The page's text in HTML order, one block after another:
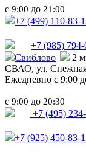
с 9:00 до 21:00
+7 (499) 110-83-
+7 (985)
Свиблово
2
СВАО, ул.
Ежедневно с 9:00
с 9:00 до 20:30
+7 (495)
+7 (925) 450-83-